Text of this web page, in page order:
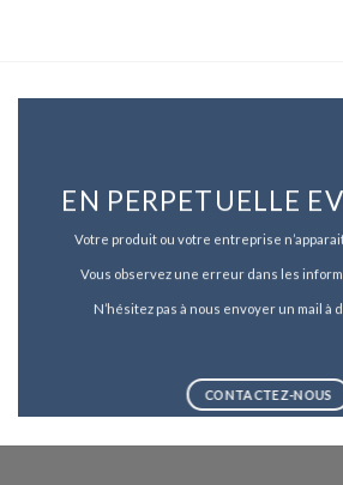
EN PERPETUELLE
Votre produit ou votre entreprise
Vous observez une erreur dans les
N’hésitez pas à nous envoyer un mail à
CONTACTEZ-NOUS